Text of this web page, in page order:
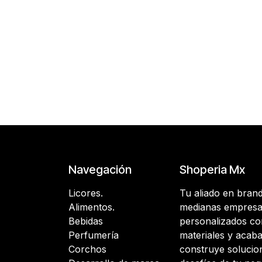
Navegación
Licores.
Alimentos.
Bebidas
Perfumería
Corchos
Shoperia Mx
Tu aliado en
medianas
personalizados
materiales y
construye